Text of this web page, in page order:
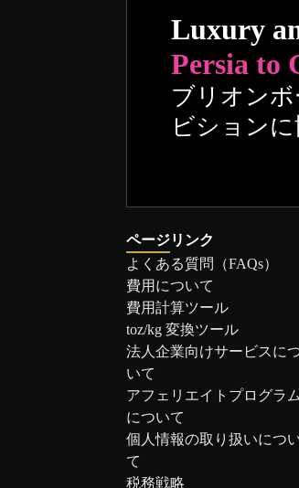
Luxury
Persia to
ブリオン
ビション
ページリンク
よくある質問（FAQs）
費用について
費用計算ツール
toz/kg 変換ツール
法人企業向けサービスに
いて
アフェリエイトプログラ
について
個人情報の取り扱いにつ
て
税務戦略